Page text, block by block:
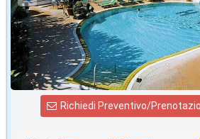
Richiedi Preventivo/